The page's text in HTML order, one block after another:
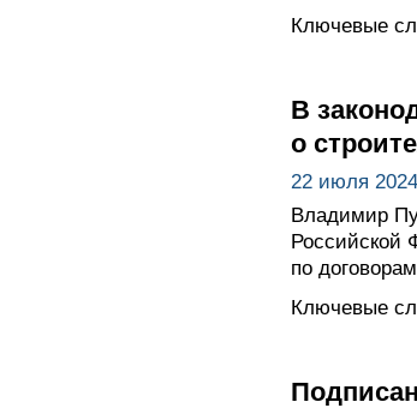
Ключевые
В
о
22 июля
Владимир
Российской
по
Ключевые